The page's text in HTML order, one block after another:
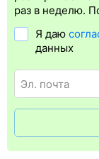
упрощает жизнь
регистрация
составляют поезда
билете. А в
и распечатка
раз в неделю.
Я даю
данных